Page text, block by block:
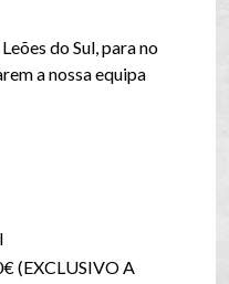
do Sul, para no
a nossa equipa
(EXCLUSIVO A